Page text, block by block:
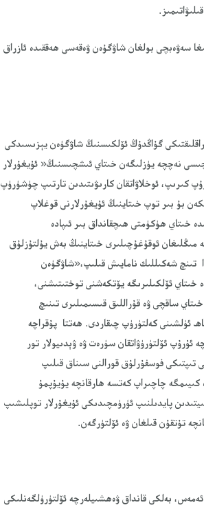
سەۋەبچى بولغان شاۋگۇەن ۋەقەسى ھەققىدە ئازراق
قەشقەر كوناشەھەر ناھىيسىدىن 5300 كىلومېتىر يىراقلىقتىكى گۇاڭدۇڭ ئۆلكىسنىڭ شاۋگۈەن يېزىسىدكى
نەچچە يۈزلىگەن خىتاي ئىشچىسنىڭ« ئۇيغۇرلار
كىرىپ، ئوخلاۋاتقان كارىۋىتىدىن تارتىپ چۈشۈرۈپ
بۇ بىر توپ خىتاينىڭ ئۇيغۇرلارنى قوغلاپ
خىتاي ھۈكۈمتى ھىچقانداق بىر ئىپادە
نەچچە مىڭلىغان ئوقۇغۇچىلىرى خىتاينىڭ بەش يۇلتۇزلۇق
تىنچ شەكىللىك نامايىش قىلىپ،«شاۋگۈەن
ئۆلكىلىرىگە يۆتكەشنى توختىتىشنى،
ساقچى ۋە قۇراللىق قىسىمىلىرى تىنىچ
ئۈلشىنى كەلتۈرۈپ چىقاردى. ھەتتا پۇقراچە
ئ‍ۆلتۈرۈۋاتقان سۈرەت ۋە ۋېدىيولار تور
تىپتىكى فوسفۇرلۇق قورالنى سىناق قىلىپ
چاچىراپ كەتسە ھارقانچە يۇيۇپمۇ
پايدىلنىپ ئۈرۈمچىدىكى ئۇيغۇرلار توپلىشىپ
تۇتقۇن قىلغان ۋە ئۆلتۈرگەن.
بەلكى قانداق ۋەھشىيلەرچە ئۆلتۈرۈلگەنلىكى